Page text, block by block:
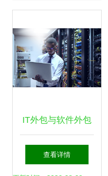
IT外包与软件外包
服务 推动企业数字
查看详情